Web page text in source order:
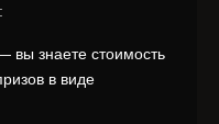
вы знаете стоимость
в виде